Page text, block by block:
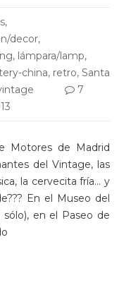
,
decor,
, lámpara/lamp,
china, retro, Santa
7
Motores de Madrid
del Vintage, las
la cervecita fría… y
En el Museo del
en el Paseo de